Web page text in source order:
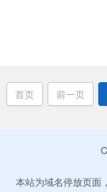
首页 前一页
本站为域名停放页面